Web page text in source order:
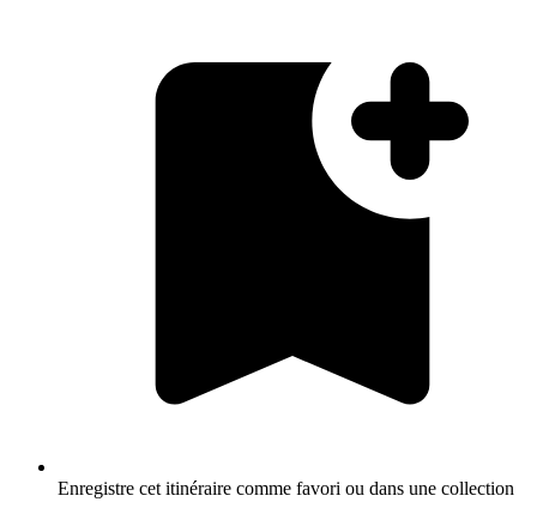
Enregistre cet itinéraire comme favori ou dans une collection